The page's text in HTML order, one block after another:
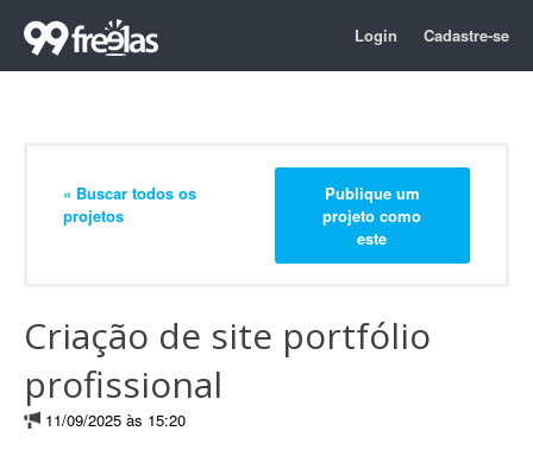
Login Cadastre-se
« Buscar todos os
projetos
Publique um
projeto como
este
Criação de site portfólio
profissional
11/09/2025 às 15:20